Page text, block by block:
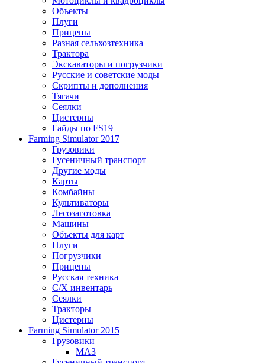
Объекты
Плуги
Прицепы
Разная сельхозтехника
Трактора
Экскаваторы и погрузчики
Русские и советские моды
Скрипты и дополнения
Тягачи
Сеялки
Цистерны
Гайды по FS19
Farming Simulator 2017
Грузовики
Гусеничный транспорт
Другие моды
Карты
Комбайны
Культиваторы
Лесозаготовка
Машины
Объекты для карт
Плуги
Погрузчики
Прицепы
Русская техника
С/Х инвентарь
Сеялки
Тракторы
Цистерны
Farming Simulator 2015
Грузовики
МАЗ